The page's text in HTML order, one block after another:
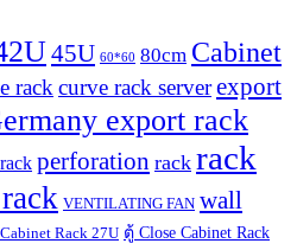
45U 60*60 80cm Cabinet
rack curve rack serverexport
export rack
perforation rack rack
VENTILATING FAN wall
Rack 27U ตู้ Close Cabinet Rack